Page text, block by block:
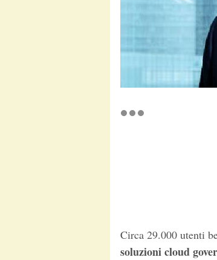
Circa 29.000 utenti
soluzioni cloud